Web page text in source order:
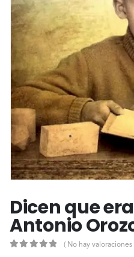
Dicen que
Antonio
( No hay valoraciones